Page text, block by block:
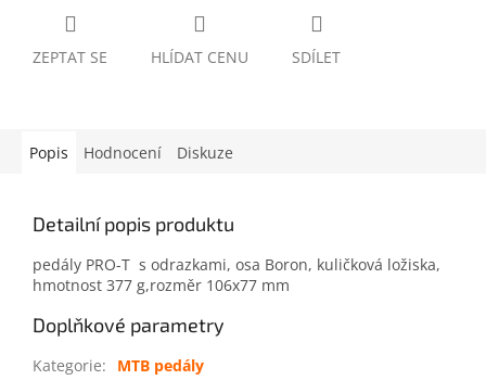
ZEPTAT SE HLÍDAT CENU SDÍLET
Popis Hodnocení Diskuze
Detailní popis produktu
pedály PRO-T s odrazkami, osa Boron, kuličková ložiska,
hmotnost 377 g,rozměr 106x77 mm
Doplňkové parametry
Kategorie:
MTB pedály